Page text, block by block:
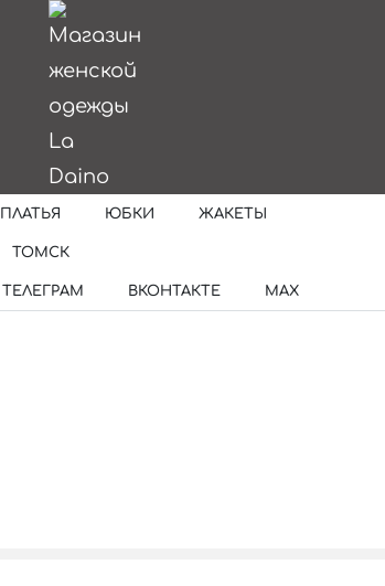
ПЛАТЬЯ ЮБКИ ЖАКЕТЫ
ТОМСК
ТЕЛЕГРАМ ВКОНТАКТЕ MAX